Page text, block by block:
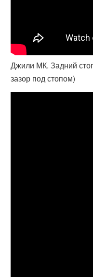
Джили МК. Задний
зазор под стопом)